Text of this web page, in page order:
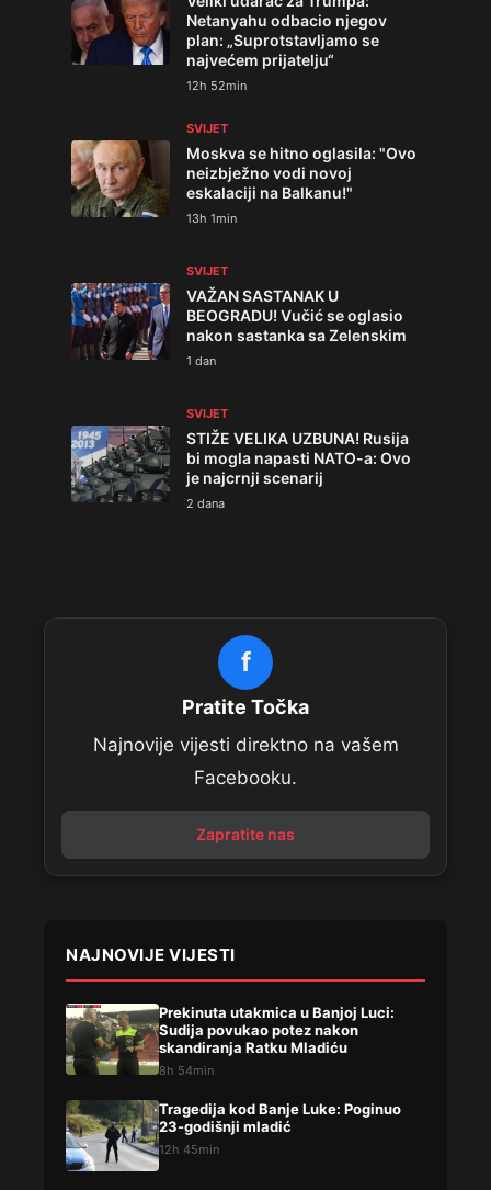
Netanyahu odbacio njegov
plan: „Suprotstavljamo se
najvećem prijatelju“
12h 52min
SVIJET
Moskva se hitno oglasila: "Ovo
neizbježno vodi novoj
eskalaciji na Balkanu!"
13h 1min
SVIJET
VAŽAN SASTANAK U
BEOGRADU! Vučić se oglasio
nakon sastanka sa Zelenskim
1 dan
SVIJET
STIŽE VELIKA UZBUNA! Rusija
bi mogla napasti NATO-a: Ovo
je najcrnji scenarij
2 dana
f
Pratite Točka
Najnovije vijesti direktno na vašem
Facebooku.
Zapratite nas
NAJNOVIJE VIJESTI
Prekinuta utakmica u Banjoj Luci:
Sudija povukao potez nakon
skandiranja Ratku Mladiću
8h 54min
Tragedija kod Banje Luke: Poginuo
23-godišnji mladić
12h 45min